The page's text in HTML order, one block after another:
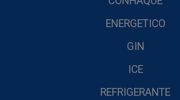
ENERGETICO
GIN
ICE
REFRIGERANTE